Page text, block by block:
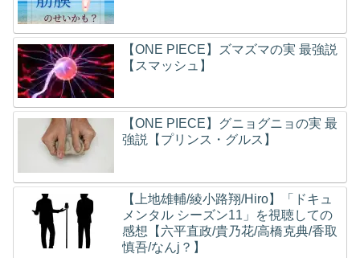
【ONE PIECE】ズマズマの実 最強説
【スマッシュ】
【ONE PIECE】グニョグニョの実 最
強説【プリンス・グルス】
【上地雄輔/綾小路翔/Hiro】「ドキュ
メンタル シーズン11」を視聴しての
感想【六平直政/貴乃花/高橋克典/香取
慎吾/なんj？】